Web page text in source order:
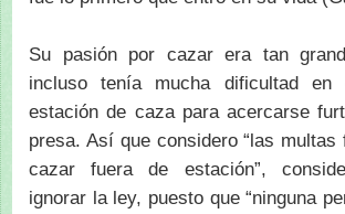
Su pasión por cazar era tan
incluso tenía mucha dificultad en
estación de caza para acercarse
presa. Así que considero “las multas
cazar fuera de estación”,
ignorar la ley, puesto que “ninguna